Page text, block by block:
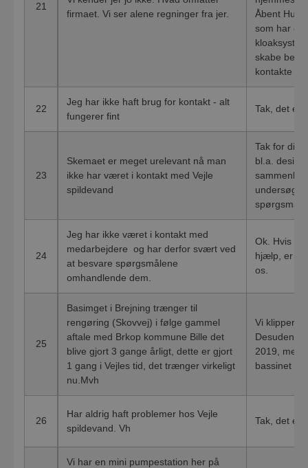
21
firmaet. Vi ser alene regninger fra jer.
Åbent Hus.
som har en
skabe
kontakte
22
Jeg har ikke haft brug for kontakt - alt
fungerer fint
Tak, det er
23
Skemaet er meget urelevant nå man
ikke har været i kontakt med Vejle
spildevand
Tak for din
bl.a.
spørgsmål
24
Jeg har ikke været i kontakt med
medarbejdere og har derfor svært ved
at besvare spørgsmålene
omhandlende dem.
Ok. Hvis
hjælp, er du
os.
25
Basimget i Brejning trænger til
rengøring (Skovvej) i følge gammel
aftale med Brkop kommune Bille det
blive gjort 3 gange årligt, dette er gjort
1 gang i Vejles tid, det trænger virkeligt
nu.Mvh
Vi klipper
Desuden
2019, men
bassinet
26
Har aldrig haft problemer hos Vejle
spildevand. Vh
Tak, det er
Vi har en mini pumpestation her på